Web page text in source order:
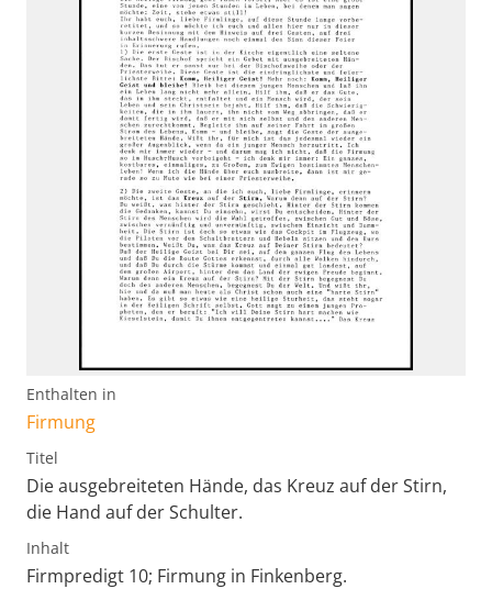
Enthalten in
Firmung
Titel
Die ausgebreiteten Hände, das Kreuz auf der Stirn,
die Hand auf der Schulter.
Inhalt
Firmpredigt 10; Firmung in Finkenberg.